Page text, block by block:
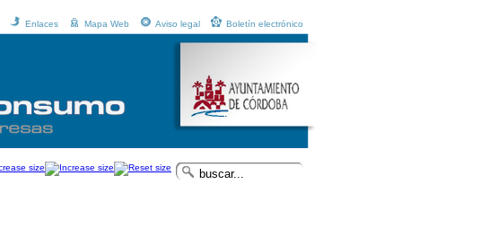
Boletín electrónico
Aviso legal
Mapa Web
Enlaces